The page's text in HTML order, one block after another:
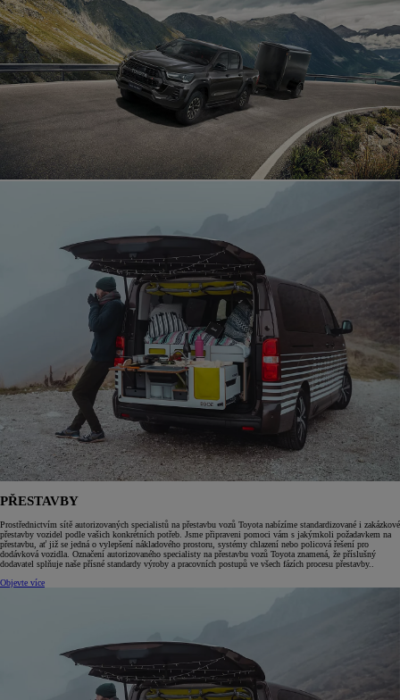
PŘESTAVBY
Prostřednictvím sítě autorizovaných specialistů na přestavbu vozů Toyota nabízíme standardizované i zakázkové
přestavby vozidel podle vašich konkrétních potřeb. Jsme připraveni pomoci vám s jakýmkoli požadavkem na
přestavbu, ať již se jedná o vylepšení nákladového prostoru, systémy chlazení nebo policová řešení pro
dodávková vozidla. Označení autorizovaného specialisty na přestavbu vozů Toyota znamená, že příslušný
dodavatel splňuje naše přísné standardy výroby a pracovních postupů ve všech fázích procesu přestavby..
Objevte více